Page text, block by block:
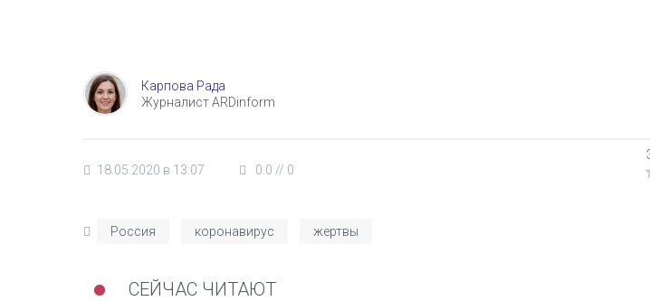
Карпова Рада
Журналист ARDinform
18.05.2020 в 13:07 0.0 // 0
Россия коронавирус жертвы
СЕЙЧАС ЧИТАЮТ